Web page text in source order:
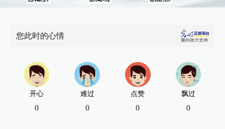
您此时的心情
开心
0
难过
0
点赞
0
飘过
0